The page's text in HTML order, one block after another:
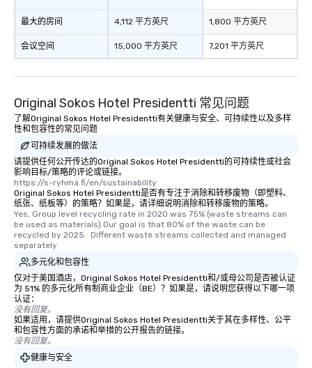
最大的房间
会议空间
4,112 平方英尺
15,000 平方英尺
1,800 平方英尺
7,201 平方英尺
Original Sokos Hotel Presidentti 常见问题
了解Original Sokos Hotel Presidentti有关健康与安全、可持续性以及多样
性和包容性的常见问题
可持续发展的做法
请提供任何公开传达的Original Sokos Hotel Presidentti的可持续性或社会
影响目标/策略的评论或链接。
https://s-ryhma.fi/en/sustainability
Original Sokos Hotel Presidentti是否有专注于消除和转移废物（即塑料、
纸张、纸板等）的策略？如果是，请详细说明消除和转移废物的策略。
Yes, Group level recycling rate in 2020 was 75% (waste streams can
be used as materials).Our goal is that 80% of the waste can be
recycled by 2025.  Different waste streams collected and managed
separately
多元化和包容性
仅对于美国酒店，Original Sokos Hotel Presidentti和/或母公司是否被认证
为 51% 的多元化所有制商业企业（BE）？如果是，请说明您获得以下哪一项
认证：
没有回复。
如果适用，请提供Original Sokos Hotel Presidentti关于其在多样性、公平
和包容性方面的承诺和举措的公开报告的链接。
没有回复。
健康与安全